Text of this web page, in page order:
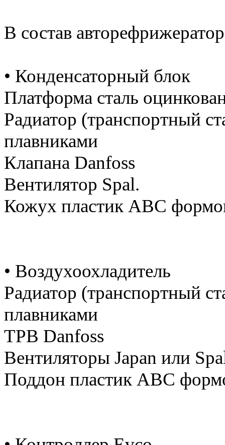
В состав
• Конденсаторный блок
Платформа сталь
Радиатор (транспортный
плавниками
Клапана Danfoss
Вентилятор Spal.
Кожух пластик АВС
• Воздухоохладитель
Радиатор (транспортный
плавниками
ТРВ Danfoss
Вентиляторы Japan или
Поддон пластик АВС